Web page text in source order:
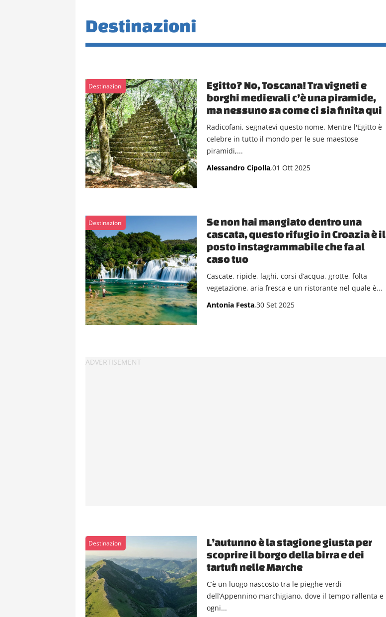
Destinazioni
Destinazioni
Egitto? No, Toscana! Tra vigneti e
borghi medievali c’è una piramide,
ma nessuno sa come ci sia finita qui
Radicofani, segnatevi questo nome. Mentre l'Egitto è
celebre in tutto il mondo per le sue maestose
piramidi,...
Alessandro Cipolla,01 Ott 2025
Destinazioni
Se non hai mangiato dentro una
cascata, questo rifugio in Croazia è il
posto instagrammabile che fa al
caso tuo
Cascate, ripide, laghi, corsi d’acqua, grotte, folta
vegetazione, aria fresca e un ristorante nel quale è...
Antonia Festa,30 Set 2025
Destinazioni
L’autunno è la stagione giusta per
scoprire il borgo della birra e dei
tartufi nelle Marche
C’è un luogo nascosto tra le pieghe verdi
dell’Appennino marchigiano, dove il tempo rallenta e
ogni...